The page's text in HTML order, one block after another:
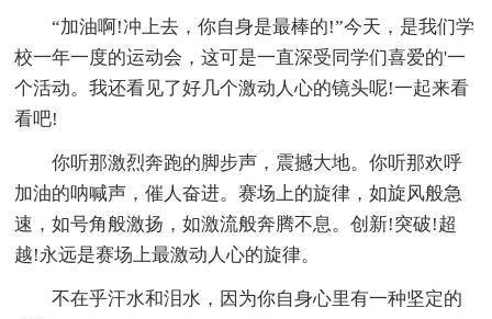
“加油啊!冲上去，你自身是最棒的!”今天，是我们学
校一年一度的运动会，这可是一直深受同学们喜爱的'一
个活动。我还看见了好几个激动人心的镜头呢!一起来看
看吧!
你听那激烈奔跑的脚步声，震撼大地。你听那欢呼
加油的呐喊声，催人奋进。赛场上的旋律，如旋风般急
速，如号角般激扬，如激流般奔腾不息。创新!突破!超
越!永远是赛场上最激动人心的旋律。
不在乎汗水和泪水，因为你自身心里有一种坚定的